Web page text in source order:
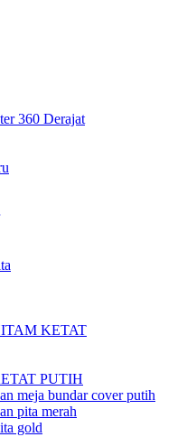
360 Derajat
KETAT
PUTIH
meja bundar cover putih
pita merah
gold